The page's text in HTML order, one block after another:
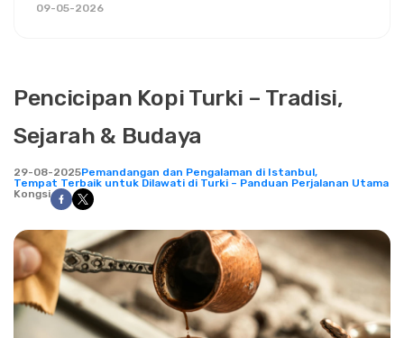
Pencicipan Kopi Turki – Tradisi,
Sejarah & Budaya
29-08-2025Pemandangan dan Pengalaman di Istanbul,
Tempat Terbaik untuk Dilawati di Turki – Panduan Perjalanan Utama
Kongsi
09-05-2026